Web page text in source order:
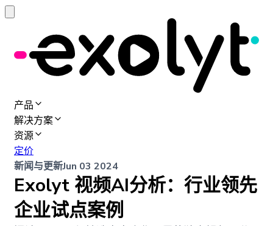
产品
解决方案
资源
定价
新闻与更新Jun 03 2024
Exolyt 视频AI分析：行业领先
企业试点案例